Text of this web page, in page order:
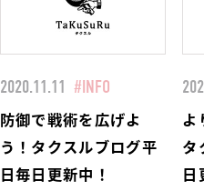
2020.11.11 #INFO
防御で戦術を広げよ
う！タクスルブログ平
日毎日更新中！
よ
タ
日